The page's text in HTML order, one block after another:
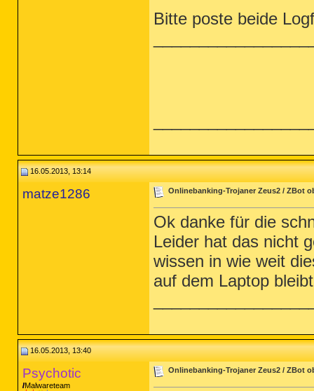
Bitte poste beide
16.05.2013, 13:14
matze1286 Onlinebanking-Trojaner Zeus2 / ZBot
Ok danke für die
Leider hat das nicht
wissen in wie weit
auf dem Laptop
16.05.2013, 13:40
Psychotic
Malwareteam
Onlinebanking-Trojaner Zeus2 / ZBot